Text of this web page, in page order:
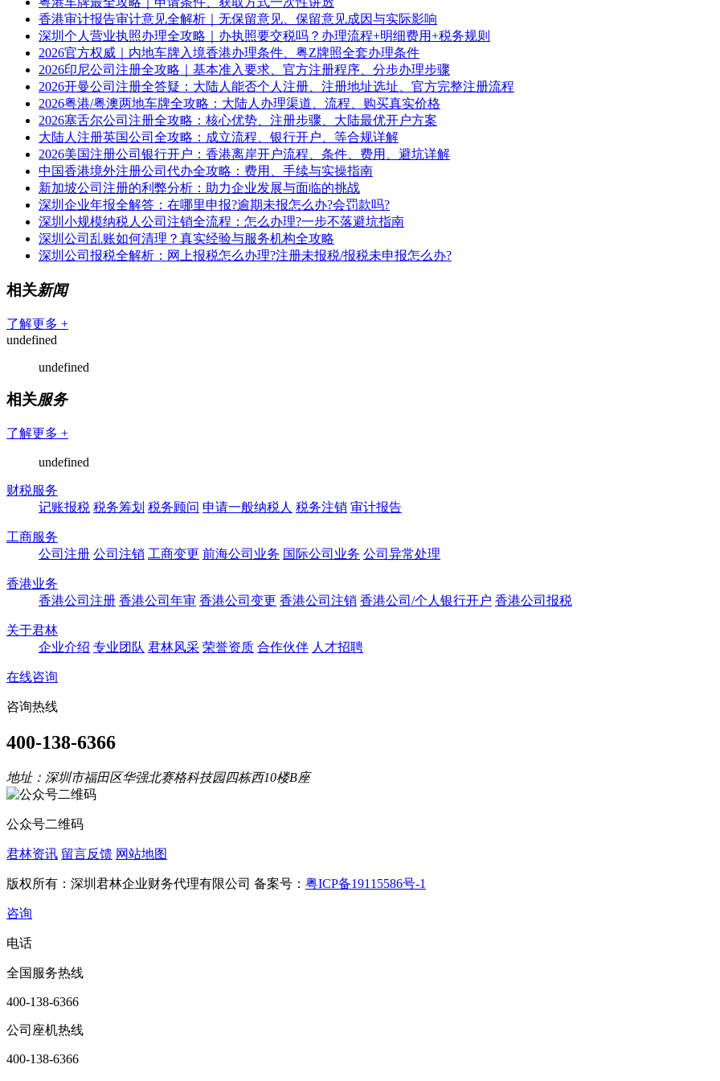
香港审计报告审计意见全解析｜无保留意见、保留意见成因与实际影响
深圳个人营业执照办理全攻略｜办执照要交税吗？办理流程+明细费用+税务规则
2026官方权威｜内地车牌入境香港办理条件、粤Z牌照全套办理条件
2026印尼公司注册全攻略｜基本准入要求、官方注册程序、分步办理步骤
2026开曼公司注册全答疑：大陆人能否个人注册、注册地址选址、官方完整注册流程
2026粤港/粤澳两地车牌全攻略：大陆人办理渠道、流程、购买真实价格
2026塞舌尔公司注册全攻略：核心优势、注册步骤、大陆最优开户方案
大陆人注册英国公司全攻略：成立流程、银行开户、等合规详解
2026美国注册公司银行开户：香港离岸开户流程、条件、费用、避坑详解
中国香港境外注册公司代办全攻略：费用、手续与实操指南
新加坡公司注册的利弊分析：助力企业发展与面临的挑战
深圳企业年报全解答：在哪里申报?逾期未报怎么办?会罚款吗?
深圳小规模纳税人公司注销全流程：怎么办理?一步不落避坑指南
深圳公司乱账如何清理？真实经验与服务机构全攻略
深圳公司报税全解析：网上报税怎么办理?注册未报税/报税未申报怎么办?
相关新闻
了解更多 +
undefined
undefined
相关服务
了解更多 +
undefined
财税服务
记账报税 税务筹划 税务顾问 申请一般纳税人 税务注销 审计报告
工商服务
公司注册 公司注销 工商变更 前海公司业务 国际公司业务 公司异常处理
香港业务
香港公司注册 香港公司年审 香港公司变更 香港公司注销 香港公司/个人银行开户 香港公司报税
关于君林
企业介绍 专业团队 君林风采 荣誉资质 合作伙伴 人才招聘
在线咨询
咨询热线
400-138-6366
地址：深圳市福田区华强北赛格科技园四栋西10楼B座
公众号二维码
君林资讯 留言反馈 网站地图
版权所有：深圳君林企业财务代理有限公司 备案号： 粤ICP备19115586号-1
咨询
电话
全国服务热线
400-138-6366
公司座机热线
400-138-6366